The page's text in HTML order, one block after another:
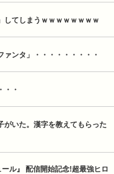
してしまうｗｗｗｗｗｗｗｗ
ァンタ」・・・・・・・・・
・・
がいた。漢字を教えてもらった
ル』 配信開始記念!超最強ヒロ